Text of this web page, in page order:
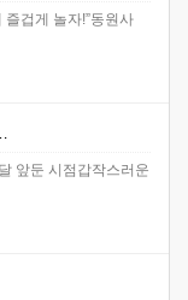
즐겁게 놀자!”동원사
앞둔 시점갑작스러운